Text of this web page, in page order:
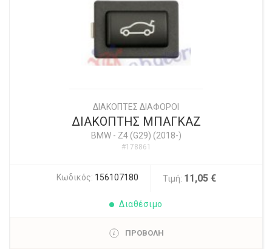
ΔΙΑΚΟΠΤΕΣ ΔΙΑΦΟΡΟΙ
ΔΙΑΚΟΠΤΗΣ ΜΠΑΓΚΑΖ
BMW- Z4 (G29) (2018-)
#178861
Κωδικός: 156107180 Τιμή: 11,05 €
Διαθέσιμο
ΠΡΟΒΟΛΗ